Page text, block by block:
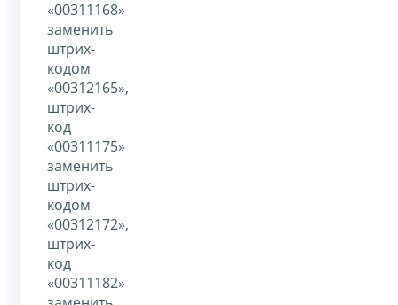
«00311168»
заменить
штрих-
кодом
«00312165»,
штрих-
код
«00311175»
заменить
штрих-
кодом
«00312172»,
штрих-
код
«00311182»